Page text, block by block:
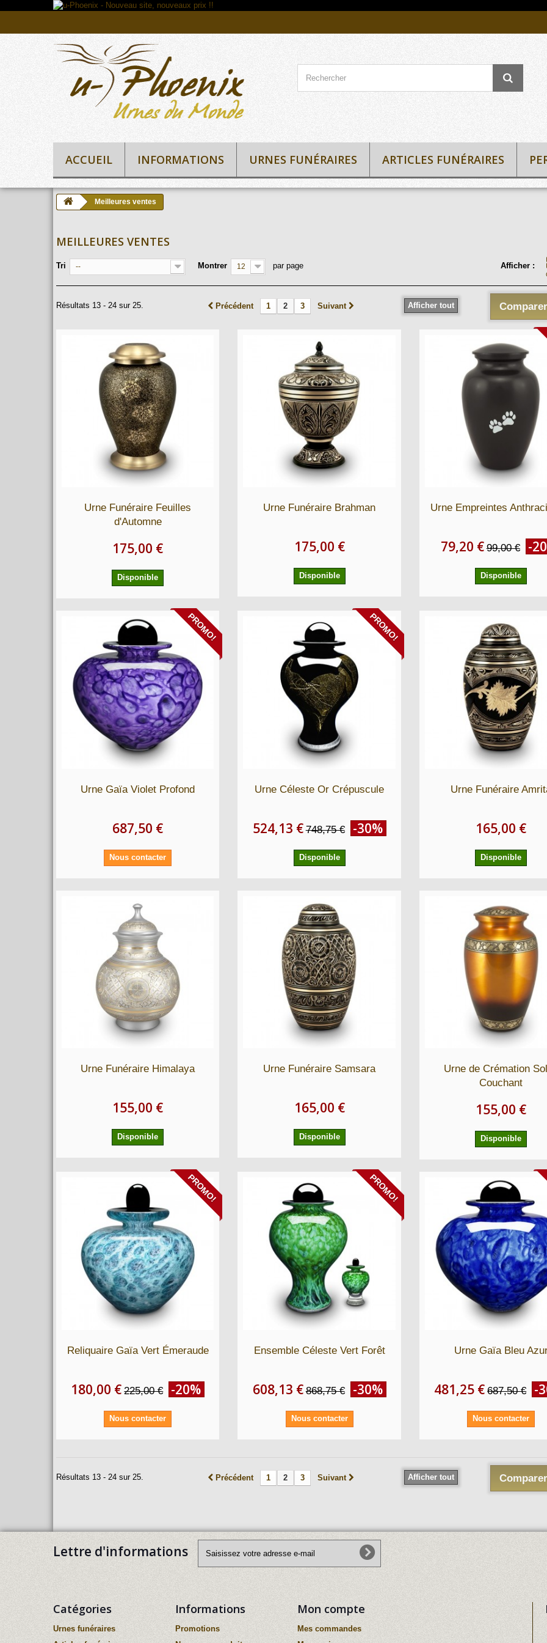
ACCUEIL INFORMATIONS URNES FUNÉRAIRES ARTICLES FUNÉRAIRES
Meilleures ventes
MEILLEURES VENTES
Afficher :
Tri -- Montrer 12 par page
Afficher tout
Précédent 1 2 3 Suivant
Résultats 13 - 24 sur 25.
Urne Funéraire Feuilles
d'Automne
175,00 €
Disponible
Urne Funéraire Brahman
175,00 €
Disponible
Urne Empreintes
79,20 € 99,00 € -
Disponible
PROMO!
Urne Gaïa Violet Profond
687,50 €
Nous contacter
PROMO!
Urne Céleste Or Crépuscule
524,13 € 748,75 € -30%
Disponible
Urne Funéraire
165,00 €
Disponible
Urne Funéraire Himalaya
155,00 €
Disponible
Urne Funéraire Samsara
165,00 €
Disponible
Urne de Crémation
Couchant
155,00 €
Disponible
PROMO!
Reliquaire Gaïa Vert Émeraude
180,00 € 225,00 € -20%
Nous contacter
PROMO!
Ensemble Céleste Vert Forêt
608,13 € 868,75 € -30%
Nous contacter
Urne Gaïa Bleu
481,25 € 687,50 € -
Nous contacter
Afficher tout
Précédent 1 2 3 Suivant
Résultats 13 - 24 sur 25.
Lettre d'informations
Catégories
Urnes funéraires
Informations
Promotions
Mon compte
Mes commandes